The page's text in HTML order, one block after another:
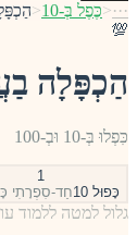
···
<כֶּפֶל בְּ-10 <
💯
הַכְפָּלָה
כִּפְלוּ בְּ-10 וּבְ-100
1
כָּפוּל 10
חַד-סִפְרָתִי
גלול למטה ללמוד